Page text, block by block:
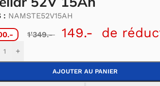
: NAMSTE52V15AH
1'349.- 149.- de
+
AJOUTER AU PANIER